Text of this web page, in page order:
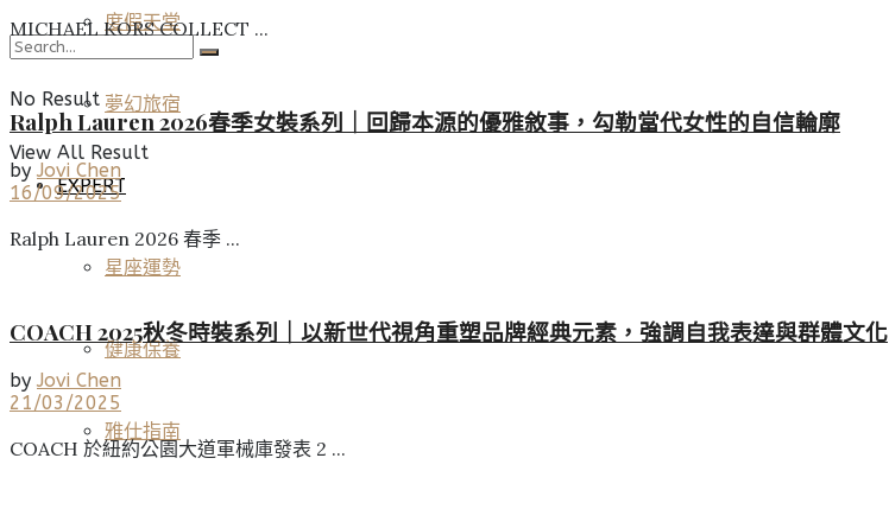
度假天堂
夢幻旅宿
EXPERT
星座運勢
健康保養
雅仕指南
No Result
View All Result
MICHAEL KORS COLLECT ...
Ralph Lauren 2026春季女裝系列｜回歸本源的優雅敘事，勾勒當代女性的自信輪廓
by Jovi Chen
16/09/2025
Ralph Lauren 2026 春季 ...
COACH 2025秋冬時裝系列｜以新世代視角重塑品牌經典元素，強調自我表達與群體文化
by Jovi Chen
21/03/2025
COACH 於紐約公園大道軍械庫發表 2 ...